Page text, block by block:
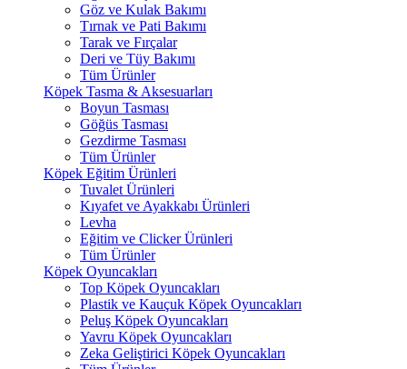
Göz ve Kulak Bakımı
Tırnak ve Pati Bakımı
Tarak ve Fırçalar
Deri ve Tüy Bakımı
Tüm Ürünler
Köpek Tasma & Aksesuarları
Boyun Tasması
Göğüs Tasması
Gezdirme Tasması
Tüm Ürünler
Köpek Eğitim Ürünleri
Tuvalet Ürünleri
Kıyafet ve Ayakkabı Ürünleri
Levha
Eğitim ve Clicker Ürünleri
Tüm Ürünler
Köpek Oyuncakları
Top Köpek Oyuncakları
Plastik ve Kauçuk Köpek Oyuncakları
Peluş Köpek Oyuncakları
Yavru Köpek Oyuncakları
Zeka Geliştirici Köpek Oyuncakları